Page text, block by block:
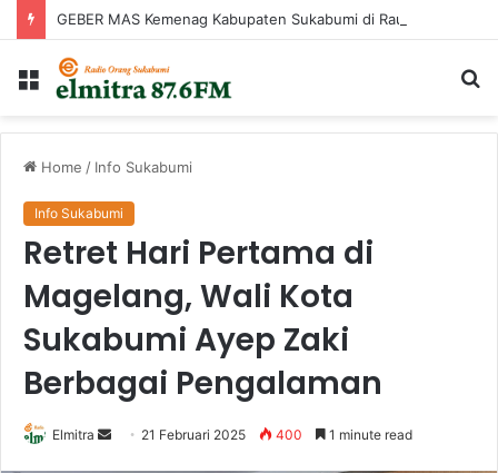
Menu
Home / Info Sukabumi
Info Sukabumi
Retret Hari Pertama di
Magelang, Wali Kota
Sukabumi Ayep Zaki
Berbagai Pengalaman
Elmitra
Send 21 Februari 2025 400 1 minute read